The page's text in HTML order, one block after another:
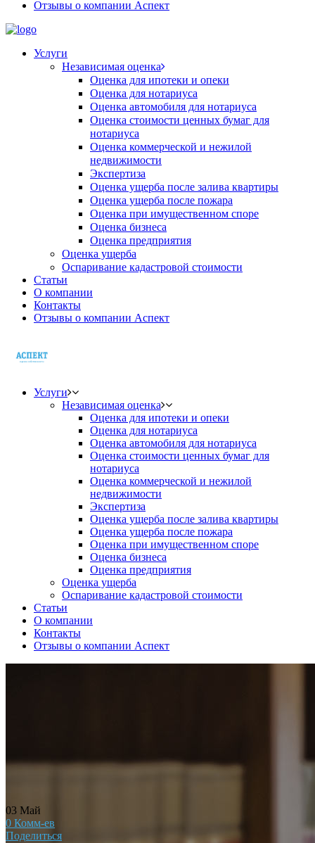
Отзывы о компании Аспект
Услуги
Независимая оценка
Оценка для ипотеки и опеки
Оценка для нотариуса
Оценка автомобиля для нотариуса
Оценка стоимости ценных бумаг для
нотариуса
Оценка коммерческой и нежилой
недвижимости
Экспертиза
Оценка ущерба после залива квартиры
Оценка ущерба после пожара
Оценка при имущественном споре
Оценка бизнеса
Оценка предприятия
Оценка ущерба
Оспаривание кадастровой стоимости
Статьи
О компании
Контакты
Отзывы о компании Аспект
Услуги
Независимая оценка
Оценка для ипотеки и опеки
Оценка для нотариуса
Оценка автомобиля для нотариуса
Оценка стоимости ценных бумаг для
нотариуса
Оценка коммерческой и нежилой
недвижимости
Экспертиза
Оценка ущерба после залива квартиры
Оценка ущерба после пожара
Оценка при имущественном споре
Оценка бизнеса
Оценка предприятия
Оценка ущерба
Оспаривание кадастровой стоимости
Статьи
О компании
Контакты
Отзывы о компании Аспект
03 Май
0 Комм-ев
Поделиться